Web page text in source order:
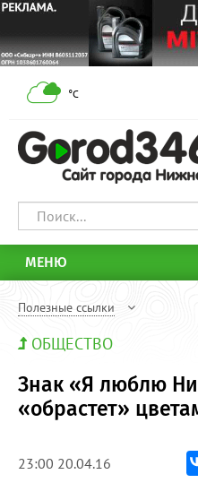
°С
МЕНЮ
Полезные ссылки
ОБЩЕСТВО
Знак «Я люблю
«обрастет»
23:00 20.04.16